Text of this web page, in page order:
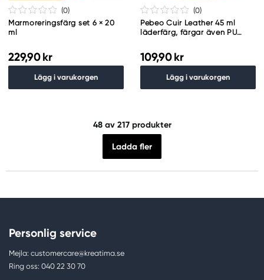
(0)
Marmoreringsfärg set 6 × 20
ml
229,90 kr
Lägg i varukorgen
(0)
Pebeo Cuir Leather 45 ml
läderfärg, färgar även PU
satin-finish
109,90 kr
Lägg i varukorgen
48av 217 produkter
Ladda fler
Personlig service
Mejla: customercare@kreatima.se
Ring oss: 040 22 30 70